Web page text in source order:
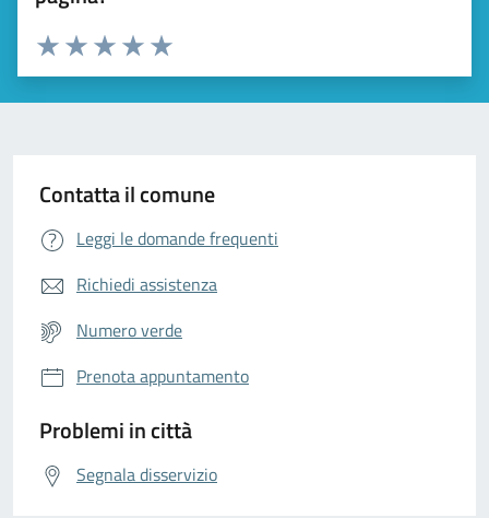
Valuta da 1 a 5 stelle la pagina
Valuta 5 stelle su 5
Valuta 4 stelle su 5
Valuta 3 stelle su 5
Valuta 2 stelle su 5
Valuta 1 stelle su 5
Contatta il comune
Leggi le domande frequenti
Richiedi assistenza
Numero verde
Prenota appuntamento
Problemi in città
Segnala disservizio